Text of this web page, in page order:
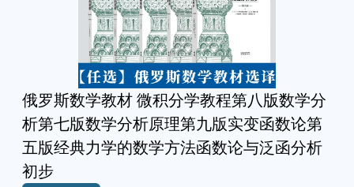
俄罗斯数学教材 微积分学教程第八版数学分
析第七版数学分析原理第九版实变函数论第
五版经典力学的数学方法函数论与泛函分析
初步